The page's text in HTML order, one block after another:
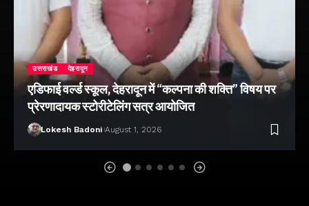
उत्तराखंड देहरादून
एडिफाई वर्ल्ड स्कूल, देहरादून में “कल्पना की शक्ति” विषय पर
प्रेरणादायक स्टोरीटेलिंग सत्र आयोजित
Lokesh Badoni August 1, 2026